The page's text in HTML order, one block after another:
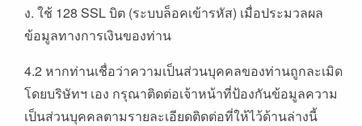
ง. ใช้ 128 SSL บิต (ระบบล็อคเข้ารหัส) เมื่อประมวลผล
ข้อมูลทางการเงินของท่าน
4.2 หากท่านเชื่อว่าความเป็นส่วนบุคคลของท่านถูกละเมิด
โดยบริษัทฯ เอง กรุณาติดต่อเจ้าหน้าที่ป้องกันข้อมูลความ
เป็นส่วนบุคคลตามรายละเอียดติดต่อที่ให้ไว้ด้านล่างนี้